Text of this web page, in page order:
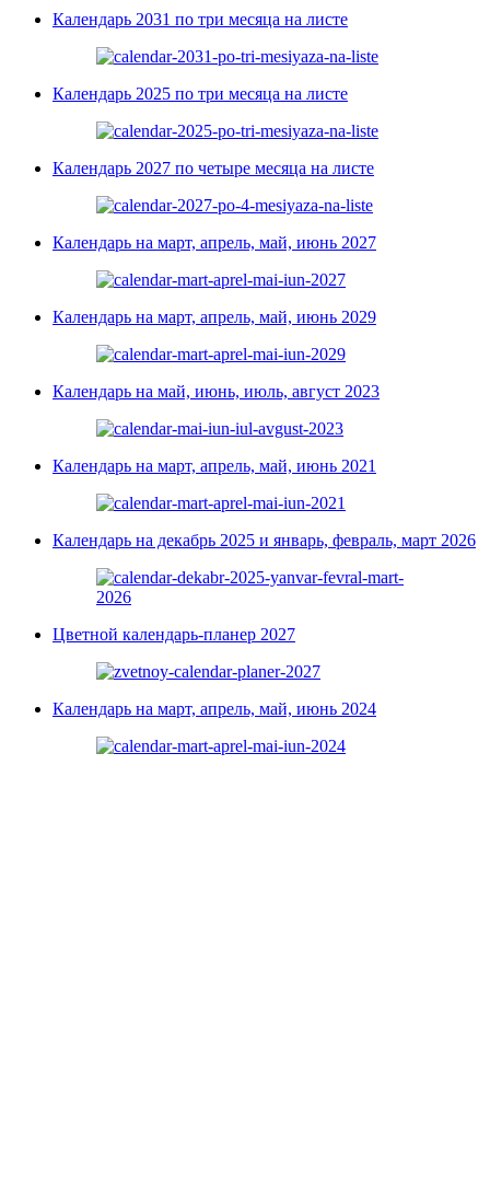
Календарь 2031 по три месяца на листе
Календарь 2025 по три месяца на листе
Календарь 2027 по четыре месяца на листе
Календарь на март, апрель, май, июнь 2027
Календарь на март, апрель, май, июнь 2029
Календарь на май, июнь, июль, август 2023
Календарь на март, апрель, май, июнь 2021
Календарь на декабрь 2025 и январь, февраль, март 2026
Цветной календарь-планер 2027
Календарь на март, апрель, май, июнь 2024